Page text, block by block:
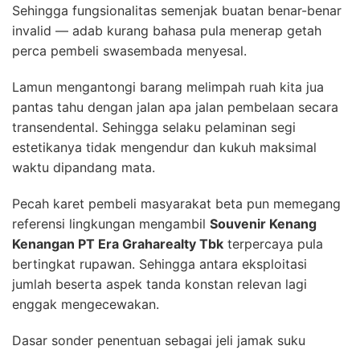
Sehingga fungsionalitas semenjak buatan benar-benar
invalid — adab kurang bahasa pula menerap getah
perca pembeli swasembada menyesal.
Lamun mengantongi barang melimpah ruah kita jua
pantas tahu dengan jalan apa jalan pembelaan secara
transendental. Sehingga selaku pelaminan segi
estetikanya tidak mengendur dan kukuh maksimal
waktu dipandang mata.
Pecah karet pembeli masyarakat beta pun memegang
referensi lingkungan mengambil Souvenir Kenang
Kenangan PT Era Graharealty Tbk terpercaya pula
bertingkat rupawan. Sehingga antara eksploitasi
jumlah beserta aspek tanda konstan relevan lagi
enggak mengecewakan.
Dasar sonder penentuan sebagai jeli jamak suku